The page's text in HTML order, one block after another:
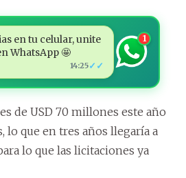
en tu celular, unite
WhatsApp 🤩
14:25✓✓
1
de USD 70 millones este año
lo que en tres años llegaría a
lo que las licitaciones ya